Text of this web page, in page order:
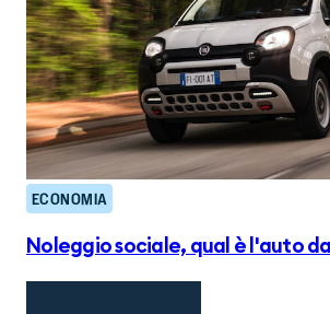
ECONOMIA
Noleggio sociale, qual è l'auto